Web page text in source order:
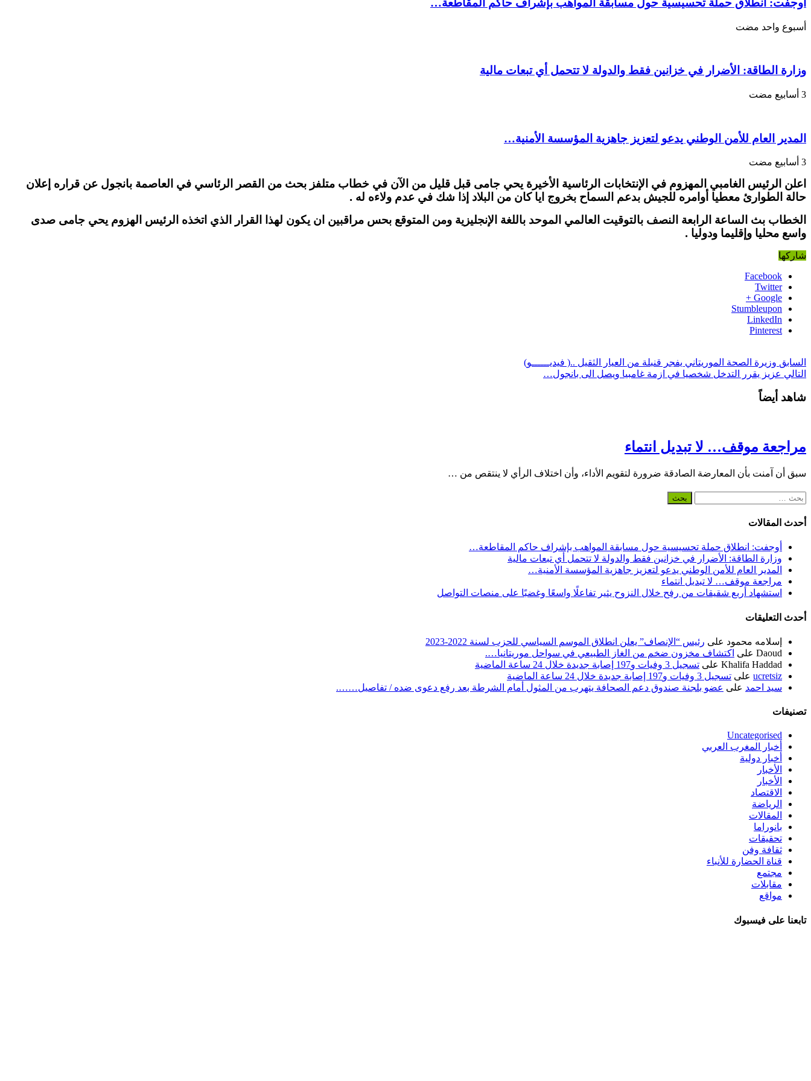
الطوارئ
أوجفت: انطلاق حملة تحسيسية حول مسابقة المواهب بإشراف حاكم المقاطعة…
‏أسبوع واحد مضت
وزارة الطاقة: الأضرار في خزانين فقط والدولة لا تتحمل أي تبعات مالية
المدير العام للأمن الوطني يدعو لتعزيز جاهزية المؤسسة الأمنية…
اعلن الرئيس الغامبي المهزوم في الإنتخابات الرئاسية الأخيرة يحي جامى قبل قليل من الآن في خطاب متلفز بحث من القصر الرئاسي في العاصمة بانجول عن قراره إعلان
حالة الطوارئ معطيا أوامره للجيش بدعم السماح بخروج ايا كان من البلاد إذا شك في عدم ولاءه له .
الخطاب بث الساعة الرابعة النصف بالتوقيت العالمي الموحد باللغة الإنجليزية ومن المتوقع بحس مراقبين ان يكون لهذا القرار الذي اتخذه الرئيس الهزوم يحي جامى صدى
واسع محليا وإقليما ودوليا .
شاركها
Facebook
Twitter
Google +
Stumbleupon
LinkedIn
Pinterest
السابق وزيرة الصحة الموريتاني يفجر قنبلة من العيار الثقيل ..( فيديــــــو)
التالي عزيز يقرر التدخل شخصيا في ازمة غامبيا ويصل الى بانجول…
شاهد أيضاً
مراجعة موقف… لا تبديل انتماء
سبق أن آمنت بأن المعارضة الصادقة ضرورة لتقويم الأداء، وأن اختلاف الرأي لا ينتقص من …
البحث
أحدث المقالات
أوجفت: انطلاق حملة تحسيسية حول مسابقة المواهب بإشراف حاكم المقاطعة…
وزارة الطاقة: الأضرار في خزانين فقط والدولة لا تتحمل أي تبعات مالية
المدير العام للأمن الوطني يدعو لتعزيز جاهزية المؤسسة الأمنية…
مراجعة موقف… لا تبديل انتماء
استشهاد أربع شقيقات من رفح خلال النزوح يثير تفاعلًا واسعًا وغضبًا على منصات التواصل
أحدث التعليقات
إسلامه محمود على رئيس “الإنصاف” يعلن انطلاق الموسم السياسي للحزب لسنة 2022-2023
Daoud على اكتشاف مخزون ضخم من الغاز الطبيعي في سواحل موريتانيا….
Khalifa Haddad على تسجيل 3 وفيات و197 إصابة جديدة خلال 24 ساعة الماضية
ucretsiz على تسجيل 3 وفيات و197 إصابة جديدة خلال 24 ساعة الماضية
سيد احمد على عضو بلجنة صندوق دعم الصحافة يتهرب من المثول أمام الشرطة بعد رفع دعوى ضده / تفاصيل…….
تصنيفات
Uncategorised
أخبار المغرب العربي
أخبار دولية
الأخبار
الأخبار
الاقتصاد
الرياضة
المقالات
بانوراما
تحقيقات
ثقافة وفن
قناة الحضارة للأنباء
مجتمع
مقابلات
مواقع
تابعنا على فيسبوك